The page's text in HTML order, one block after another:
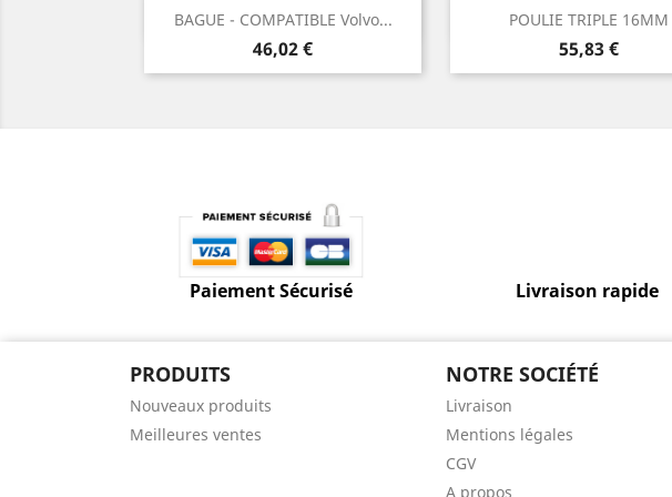
BAGUE - COMPATIBLE Volvo...
Prix
46,02 €
 Aperçu rapide POULIE TRIPLE 16MM
Prix
55,83 €
Aperçu rapide
Paiement Sécurisé Livraison rapide
PRODUITS
Nouveaux produits
Meilleures ventes
NOTRE SOCIÉTÉ
Livraison
Mentions légales
CGV
A propos